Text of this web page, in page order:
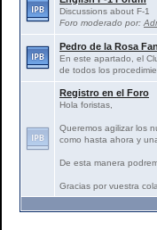
Discussions about F-1
Foro moderado por:
Pedro de la Rosa
En este apartado, el
de todos los
Registro en el Foro
Hola foristas,
Queremos agilizar los
como hasta ahora y
De esta manera
Gracias por vuestra